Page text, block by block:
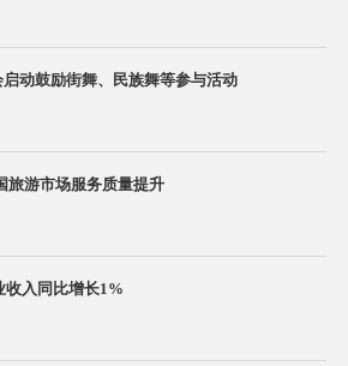
动鼓励街舞、民族舞等参与活动
旅游市场服务质量提升
收入同比增长1%